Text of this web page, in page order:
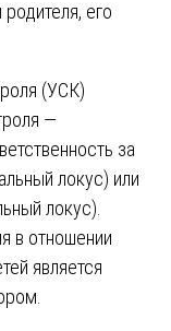
его
(УСК)
—
за
локус) или
локус).
в отношении
является